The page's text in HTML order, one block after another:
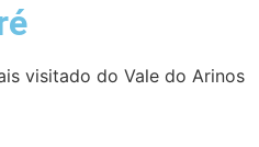
visitado do Vale do Arinos